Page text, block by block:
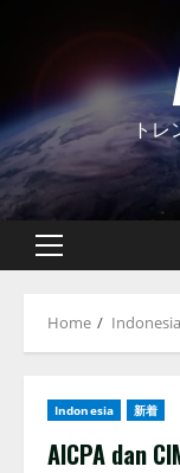
トレ
Primary
Home Indonesia
Indonesia 新着
AICPA dan